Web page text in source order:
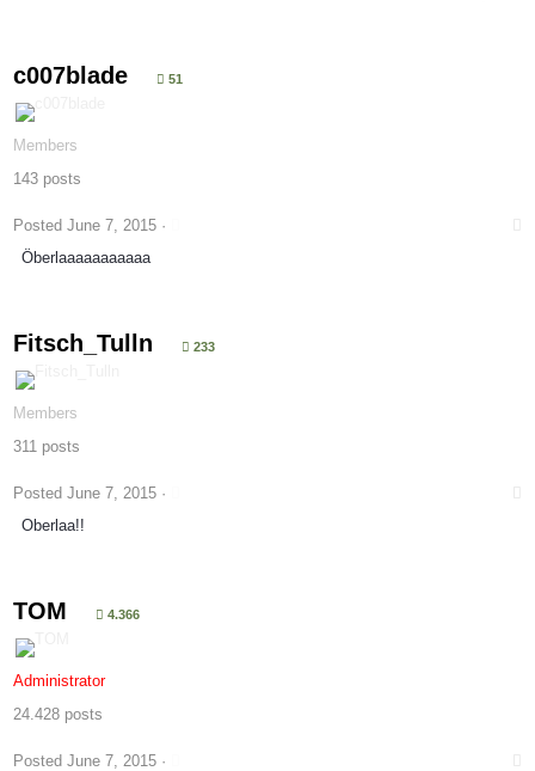
c007blade 51
Members
143 posts
Posted June 7, 2015 ·
Öberlaaaaaaaaaaa
Fitsch_Tulln 233
Members
311 posts
Posted June 7, 2015 ·
Oberlaa!!
TOM 4.366
Administrator
24.428 posts
Posted June 7, 2015 ·